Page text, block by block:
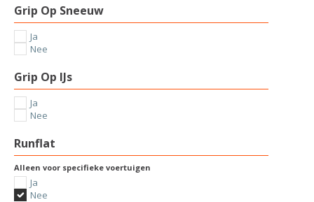
Grip Op Sneeuw
Ja
Nee
Grip Op IJs
Ja
Nee
Runflat
Alleen voor specifieke voertuigen
Ja
Nee